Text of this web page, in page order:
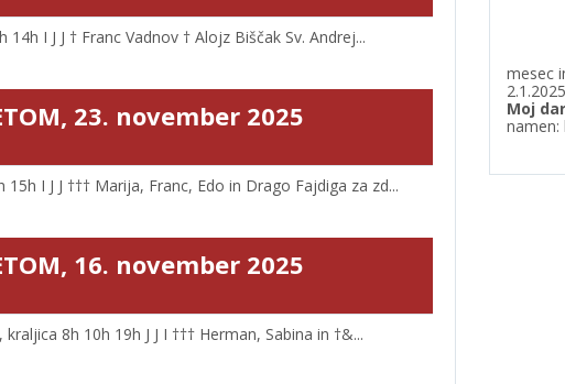
I J J † Franc Vadnov † Alojz Biščak Sv. Andrej...
23. november 2025
15h I J J ††† Marija, Franc, Edo in Drago Fajdiga za zd...
16. november 2025
8h 10h 19h J J I ††† Herman, Sabina in †&...
mesec
Moj
namen: